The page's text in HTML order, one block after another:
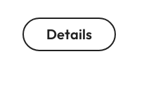
Details